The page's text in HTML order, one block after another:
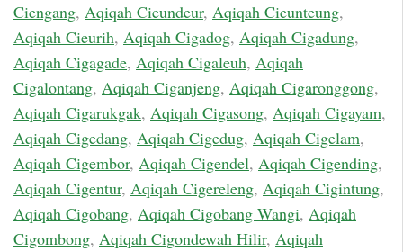
Ciengang, Aqiqah Cieundeur, Aqiqah Cieunteung,
Aqiqah Cieurih, Aqiqah Cigadog, Aqiqah Cigadung,
Aqiqah Cigagade, Aqiqah Cigaleuh, Aqiqah
Cigalontang, Aqiqah Ciganjeng, Aqiqah Cigaronggong,
Aqiqah Cigarukgak, Aqiqah Cigasong, Aqiqah Cigayam,
Aqiqah Cigedang, Aqiqah Cigedug, Aqiqah Cigelam,
Aqiqah Cigembor, Aqiqah Cigendel, Aqiqah Cigending,
Aqiqah Cigentur, Aqiqah Cigereleng, Aqiqah Cigintung,
Aqiqah Cigobang, Aqiqah Cigobang Wangi, Aqiqah
Cigombong, Aqiqah Cigondewah Hilir, Aqiqah